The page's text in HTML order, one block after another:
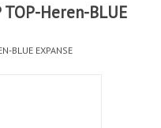
TOP-Heren-BLUE
BLUE EXPANSE